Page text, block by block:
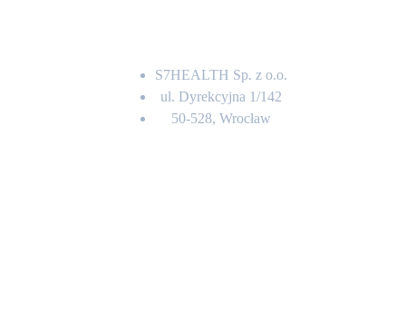
S7HEALTH Sp. z o.o.
ul. Dyrekcyjna 1/142
50-528, Wrocław